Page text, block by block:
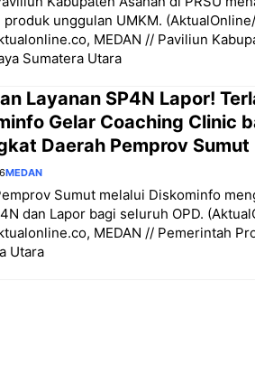
produk unggulan UMKM.
MEDAN // Paviliun
Sumatera Utara
Layanan SP4N Lapor!
Gelar Coaching Clinic
Daerah Pemprov Sumut
MEDAN
Sumut melalui Diskominfo
dan Lapor bagi seluruh OPD.
MEDAN // Pemerintah
Utara